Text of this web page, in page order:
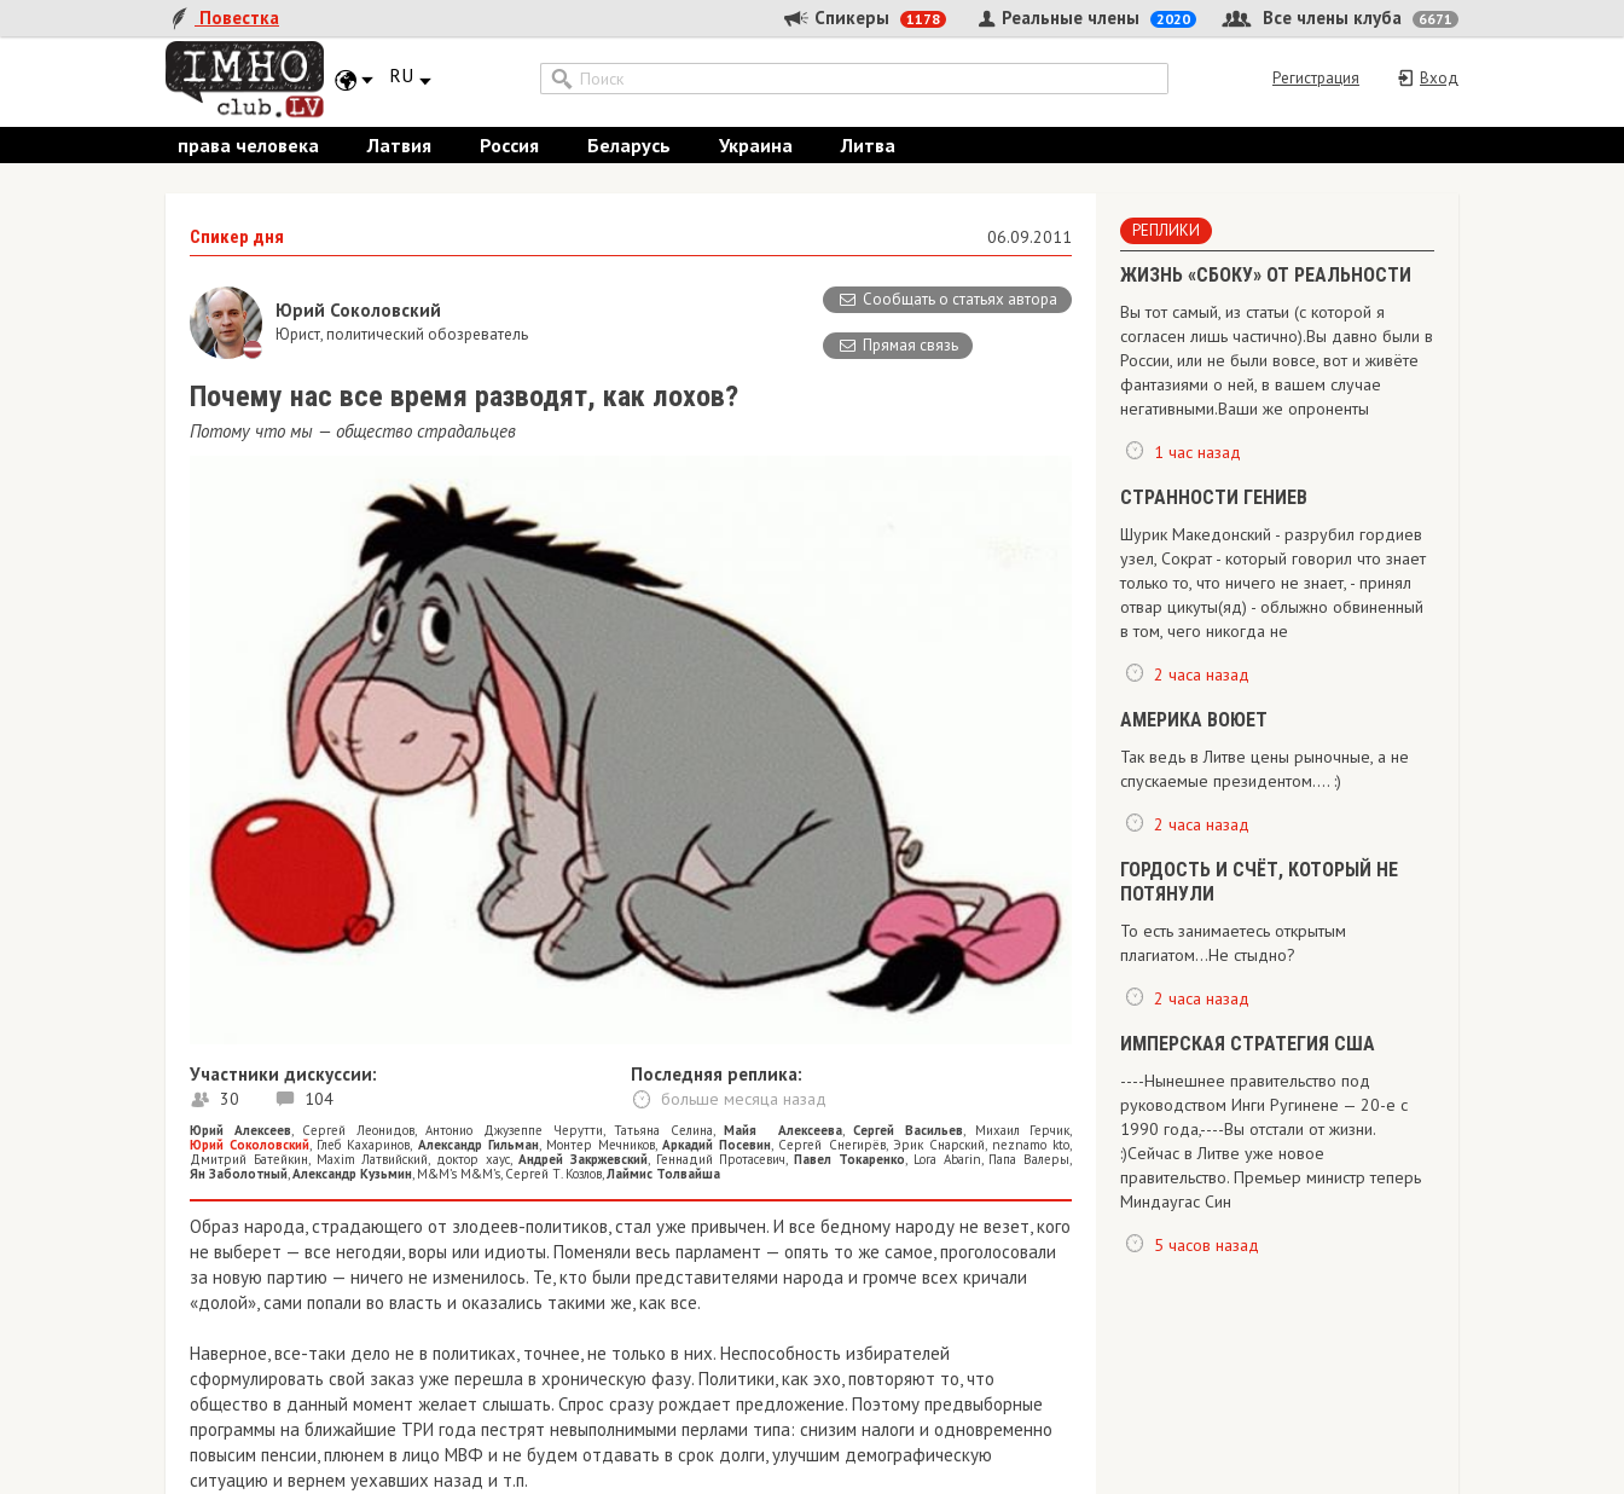
Повестка Спикеры 1178 Все члены клуба 6671
Реальные члены 2020
RU Вход
Регистрация
права человека Латвия Россия Беларусь Украина Литва
Спикер дня 06.09.2011
Сообщать о статьях автора
Прямая связь
Юрий Соколовский
Юрист, политический обозреватель
Почему нас все время разводят, как лохов?
Потому что мы — общество страдальцев
Участники дискуссии:
30 104
Последняя реплика:
больше месяца назад
Юрий Алексеев, Сергей Леонидов,Антонио Джузеппе Черутти,Татьяна Селина,Майя Алексеева,Сергей Васильев, Михаил Герчик,
Юрий Соколовский, Глеб Кахаринов, Александр Гильман, Монтер Мечников,Аркадий Посевин, Сергей Снегирёв, Эрик Снарский, neznamo kto,
Дмитрий Батейкин, Maxim Латвийский, доктор хаус, Андрей Закржевский, Геннадий Прoтaсевич,Павел Токаренко, Lora Abarin, Папа Валеры,
Ян Заболотный,Александр Кузьмин, M&M’s M&M’s, Сергей Т. Козлов,Лаймис Толвайша
Образ народа, страдающего от злодеев-политиков, стал уже привычен. И все бедному народу не везет, кого
не выберет — все негодяи, воры или идиоты. Поменяли весь парламент — опять то же самое, проголосовали
за новую партию — ничего не изменилось. Те, кто были представителями народа и громче всех кричали
«долой», сами попали во власть и оказались такими же, как все.
Наверное, все-таки дело не в политиках, точнее, не только в них. Неспособность избирателей
сформулировать свой заказ уже перешла в хроническую фазу. Политики, как эхо, повторяют то, что
общество в данный момент желает слышать. Спрос сразу рождает предложение. Поэтому предвыборные
программы на ближайшие ТРИ года пестрят невыполнимыми перлами типа: снизим налоги и одновременно
повысим пенсии, плюнем в лицо МВФ и не будем отдавать в срок долги, улучшим демографическую
ситуацию и вернем уехавших назад и т.п.
РЕПЛИКИ
ЖИЗНЬ «СБОКУ» ОТ РЕАЛЬНОСТИ
Вы тот самый, из статьи (с которой я
согласен лишь частично).Вы давно были в
России, или не были вовсе, вот и живёте
фантазиями о ней, в вашем случае
негативными.Ваши же опроненты
1 час назад
СТРАННОСТИ ГЕНИЕВ
Шурик Македонский - разрубил гордиев
узел, Сократ - который говорил что знает
только то, что ничего не знает, - принял
отвар цикуты(яд) - облыжно обвиненный
в том, чего никогда не
2 часа назад
АМЕРИКА ВОЮЕТ
Так ведь в Литве цены рыночные, а не
спускаемые президентом.... :)
2 часа назад
ГОРДОСТЬ И СЧЁТ, КОТОРЫЙ НЕ
ПОТЯНУЛИ
То есть занимаетесь открытым
плагиатом...Не стыдно?
2 часа назад
ИМПЕРСКАЯ СТРАТЕГИЯ США
----Нынешнее правительство под
руководством Инги Ругинене — 20-е с
1990 года,----Вы отстали от жизни.
:)Сейчас в Литве уже новое
правительство. Премьер министр теперь
Миндаугас Син
5 часов назад